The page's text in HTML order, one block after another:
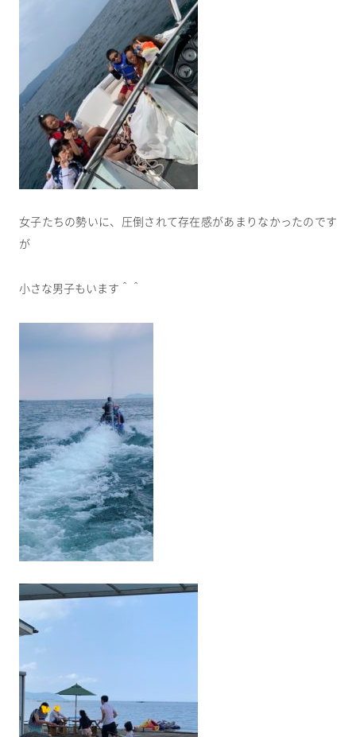
女子たちの勢いに、圧倒されて存在感があまりなかったのです
が
小さな男子もいます＾＾